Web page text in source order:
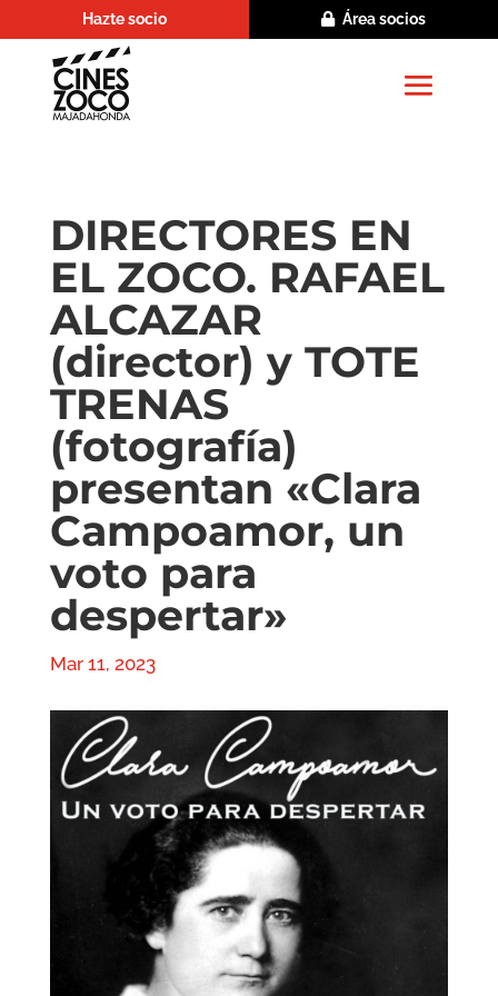
Hazte socio Área socios
DIRECTORES EN
EL ZOCO. RAFAEL
ALCAZAR
(director) y TOTE
TRENAS
(fotografía)
presentan «Clara
Campoamor, un
voto para
despertar»
Mar 11, 2023